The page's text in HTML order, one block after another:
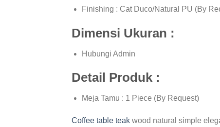
Finishing : Cat Duco/Natural PU (By
Dimensi Ukuran :
Hubungi Admin
Detail Produk :
Meja Tamu : 1 Piece (By Request)
Coffee table teak wood natural simple